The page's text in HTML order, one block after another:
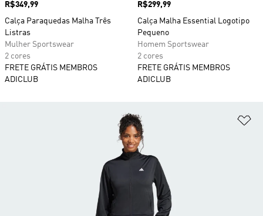
Preço
R$349,99
Calça Paraquedas Malha Três
Listras
Mulher Sportswear
2 cores
FRETE GRÁTIS MEMBROS
ADICLUB
Preço
R$299,99
Calça Malha Essential Logotipo
Pequeno
Homem Sportswear
2 cores
FRETE GRÁTIS MEMBROS
ADICLUB